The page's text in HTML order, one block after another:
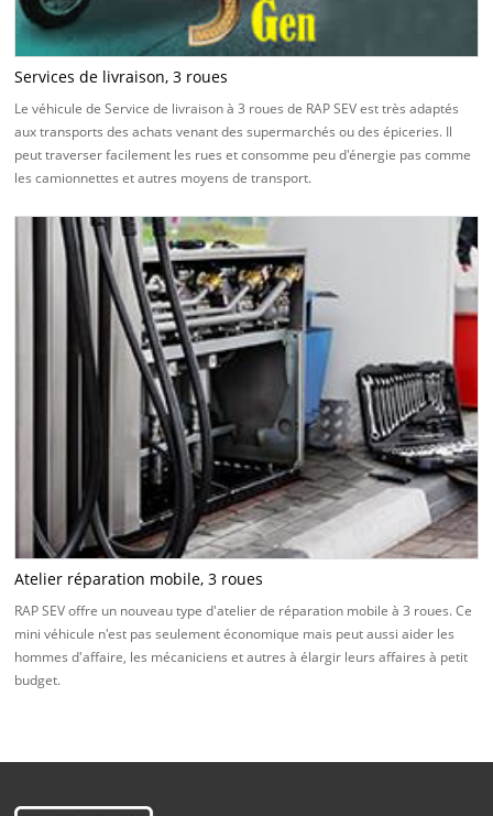
Services de livraison, 3 roues
Le véhicule de Service de livraison à 3 roues de RAP SEV est très adaptés
aux transports des achats venant des supermarchés ou des épiceries. Il
peut traverser facilement les rues et consomme peu d'énergie pas comme
les camionnettes et autres moyens de transport.
Atelier réparation mobile, 3 roues
RAP SEV offre un nouveau type d'atelier de réparation mobile à 3 roues. Ce
mini véhicule n'est pas seulement économique mais peut aussi aider les
hommes d'affaire, les mécaniciens et autres à élargir leurs affaires à petit
budget.